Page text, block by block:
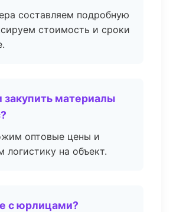
составляем подробную
стоимость и сроки
материалы
оптовые цены и
логистику на объект.
с юрлицами?